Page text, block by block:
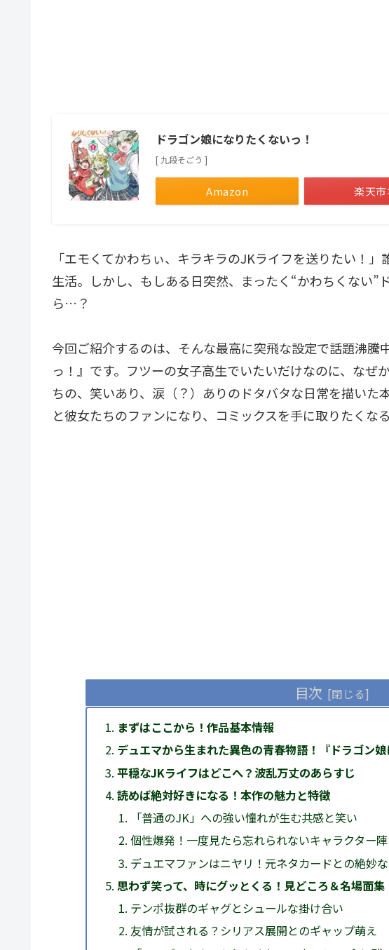
ドラゴン娘になりたくないっ！
[ 九段そごう ]
Amazon 楽天
「エモくてかわちぃ、キラキラのJKライフを送りたい！
生活。しかし、もしある日突然、まったく“かわちくない”
ら…？
今回ご紹介するのは、そんな最高に突飛な設定で話題沸騰
っ！』です。フツーの女子高生でいたいだけなのに、なぜ
ちの、笑いあり、涙（？）ありのドタバタな日常を描いた
と彼女たちのファンになり、コミックスを手に取りたくな
目次
まずはここから！作品基本情報
デュエマから生まれた異色の青春物語！『ドラゴン
平穏なJKライフはどこへ？波乱万丈のあらすじ
読めば絶対好きになる！本作の魅力と特徴
「普通のJK」への強い憧れが生む共感と笑い
個性爆発！一度見たら忘れられないキャラクター陣
デュエマファンはニヤリ！元ネタカードとの絶妙
思わず笑って、時にグッとくる！見どころ＆名場面集
テンポ抜群のギャグとシュールな掛け合い
友情が試される？シリアス展開とのギャップ萌え